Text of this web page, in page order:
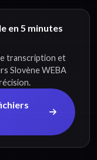
en 5 minutes
transcription et
Slovène WEBA